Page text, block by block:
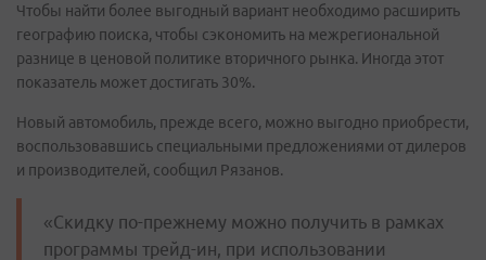
Чтобы найти более выгодный вариант необходимо расширить
географию поиска, чтобы сэкономить на межрегиональной
разнице в ценовой политике вторичного рынка. Иногда этот
показатель может достигать 30%.
Новый автомобиль, прежде всего, можно выгодно приобрести,
воспользовавшись специальными предложениями от дилеров
и производителей, сообщил Рязанов.
«Скидку по-прежнему можно получить в рамках
программы трейд-ин, при использовании